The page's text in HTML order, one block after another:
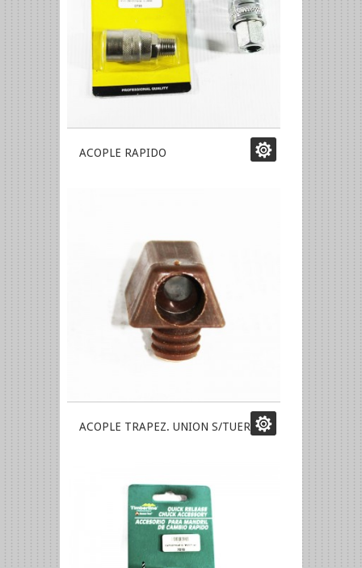
ACOPLE RAPIDO
ACOPLE TRAPEZ. UNION S/TUERCA